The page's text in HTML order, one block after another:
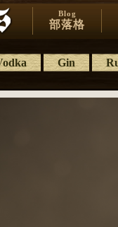
Blog
部落格
Gin